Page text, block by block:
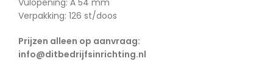
Verpakking: 126 st/doos
Prijzen alleen op aanvraag:
info@ditbedrijfsinrichting.nl